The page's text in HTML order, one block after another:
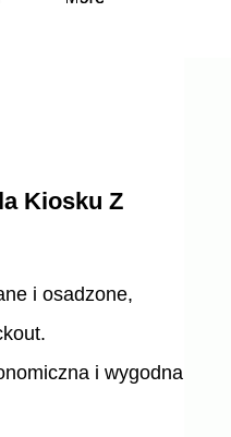
Kiosku Z
i osadzone,
i wygodna